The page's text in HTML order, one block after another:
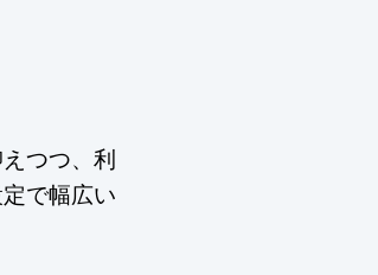
つつ、利
で幅広い